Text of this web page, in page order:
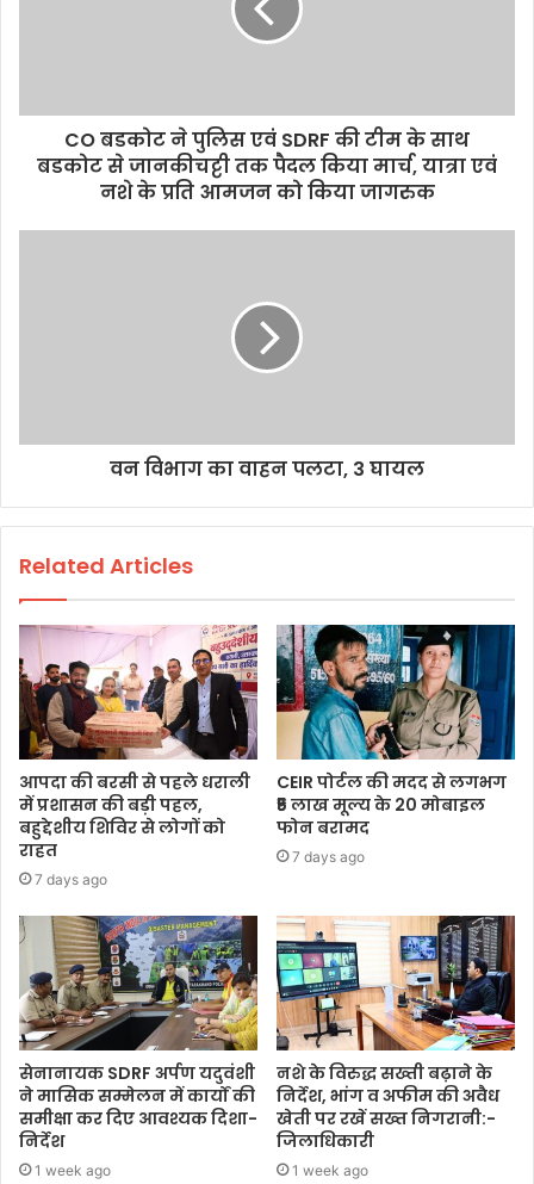
CO बडकोट ने पुलिस एवं SDRF की टीम के साथ
बडकोट से जानकीचट्टी तक पैदल किया मार्च, यात्रा एवं
नशे के प्रति आमजन को किया जागरुक
वन विभाग का वाहन पलटा, 3 घायल
Related Articles
आपदा की बरसी से पहले धराली
में प्रशासन की बड़ी पहल,
बहुद्देशीय शिविर से लोगों को
राहत
7 days ago
CEIR पोर्टल की मदद से लगभग
₹5 लाख मूल्य के 20 मोबाइल
फोन बरामद
7 days ago
सेनानायक SDRF अर्पण यदुवंशी
ने मासिक सम्मेलन में कार्यों की
समीक्षा कर दिए आवश्यक दिशा-
निर्देश
1 week ago
नशे के विरुद्ध सख्ती बढ़ाने के
निर्देश, भांग व अफीम की अवैध
खेती पर रखें सख्त निगरानी:-
जिलाधिकारी
1 week ago